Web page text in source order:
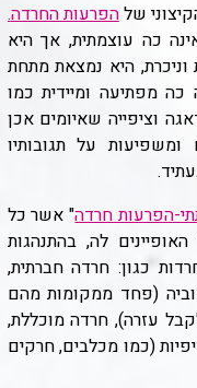
שלהפרעות החרדה.
כה עוצמתית, אך היא
היא נמצאת מתחת
מפתיעה ומיידית כמו
וציפייה שאיומים אכן
על תגובותיו
הפרעות חרדה" אשר כל
לה, בהתנהגות
כגון: חרדה חברתית,
(פחד ממקומות מהם
עזרה), חרדה מוכללת,
(כמו מכלבים, חרקים